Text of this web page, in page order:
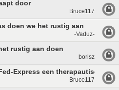
door
Bruce117
doen we het rustig aan
-Vaduz-
rustig aan doen
borisz
Express een therapautische
Bruce117